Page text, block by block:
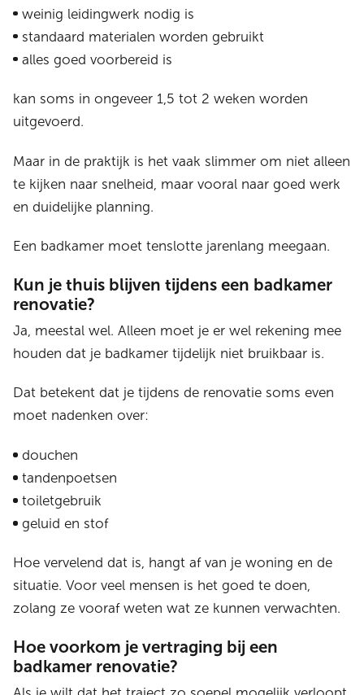
weinig leidingwerk nodig is
standaard materialen worden gebruikt
alles goed voorbereid is
kan soms in ongeveer 1,5 tot 2 weken worden
uitgevoerd.
Maar in de praktijk is het vaak slimmer om niet alleen
te kijken naar snelheid, maar vooral naar goed werk
en duidelijke planning.
Een badkamer moet tenslotte jarenlang meegaan.
Kun je thuis blijven tijdens een badkamer
renovatie?
Ja, meestal wel. Alleen moet je er wel rekening mee
houden dat je badkamer tijdelijk niet bruikbaar is.
Dat betekent dat je tijdens de renovatie soms even
moet nadenken over:
douchen
tandenpoetsen
toiletgebruik
geluid en stof
Hoe vervelend dat is, hangt af van je woning en de
situatie. Voor veel mensen is het goed te doen,
zolang ze vooraf weten wat ze kunnen verwachten.
Hoe voorkom je vertraging bij een
badkamer renovatie?